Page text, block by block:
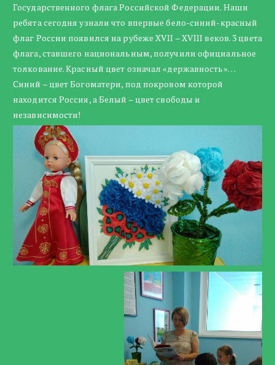
Государственного флага Российской Федерации. Наши
ребята сегодня узнали что впервые бело-синий-красный
флаг России появился на рубеже XVII – XVIII веков. 3 цвета
флага, ставшего национальным, получили официальное
толкование. Красный цвет означал «державность»…
Синий – цвет Богоматери, под покровом которой
находится Россия, а Белый – цвет свободы и
независимости!